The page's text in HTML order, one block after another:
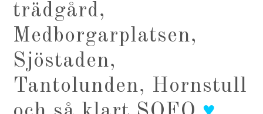
trädgård,
Medborgarplatsen,
Sjöstaden,
Tantolunden, Hornstull